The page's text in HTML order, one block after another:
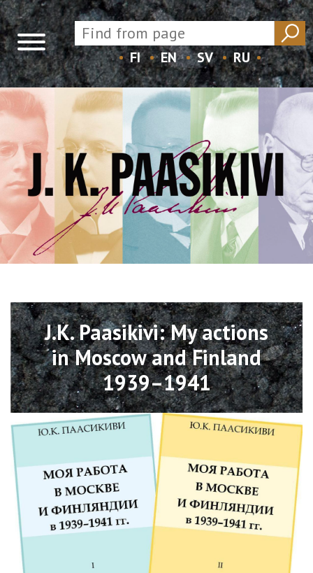
Skip
to
FI EN SV RU
J.K. Paasikivi: My actions
in Moscow and Finland
1939–1941
Open